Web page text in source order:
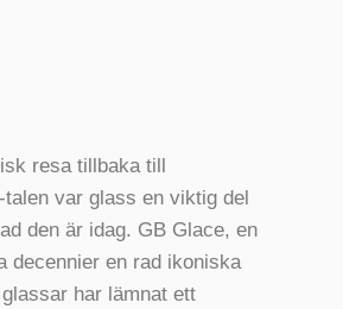
resa tillbaka till
var glass en viktig del
den är idag. GB Glace, en
decennier en rad ikoniska
har lämnat ett